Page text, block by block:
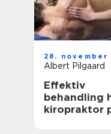
28. november
Albert Pilgaard
Effektiv
behandling
kiropraktor